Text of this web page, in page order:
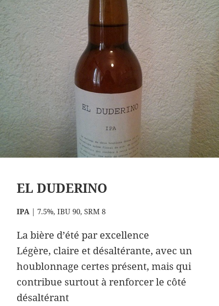
EL DUDERINO
IPA | 7.5%, IBU 90, SRM 8
La bière d’été par excellence
Légère, claire et désaltérante, avec un
houblonnage certes présent, mais qui
contribue surtout à renforcer le côté
désaltérant